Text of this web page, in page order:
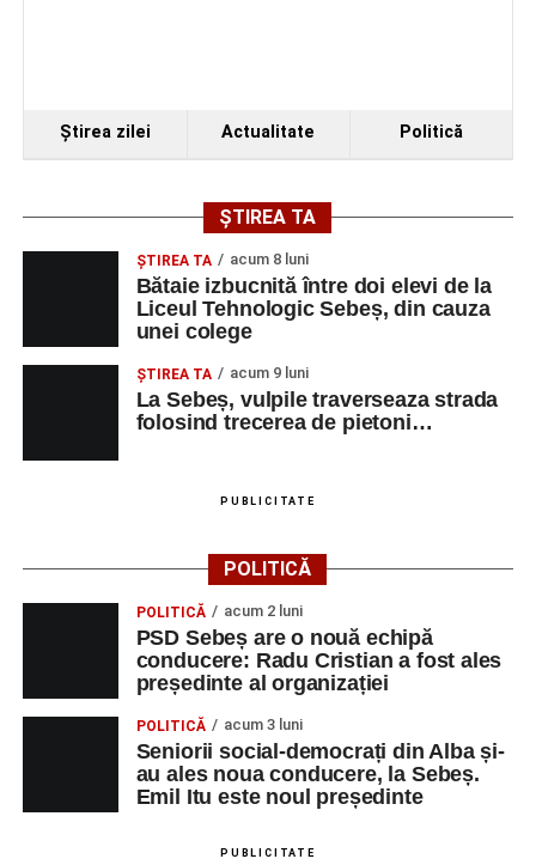
pași de dans”
AcompaniazăCluj Tango Orchestra
Irina Indrei – pian
Milena Vădan – vioară
Piața Primăriei
Orele 17.00–20.00– Punct oficial de înscrieri și informații
(Race Office) pentru competiția„Cicloaventurier de
Sebeș”.
SÂMBĂTĂ, 22 AUGUST 2026
Ştirea zilei Actualitate Politică
ȘTIREA TA
ŞTIREA TA acum 8 luni
Bătaie izbucnită între doi elevi de la
Liceul Tehnologic Sebeș, din cauza
unei colege
ŞTIREA TA acum 9 luni
La Sebeș, vulpile traverseaza strada
folosind trecerea de pietoni…
PUBLICITATE
POLITICĂ
POLITICĂ acum 2 luni
PSD Sebeș are o nouă echipă
conducere: Radu Cristian a fost ales
președinte al organizației
POLITICĂ acum 3 luni
Seniorii social-democrați din Alba și-
au ales noua conducere, la Sebeș.
Emil Itu este noul președinte
PUBLICITATE